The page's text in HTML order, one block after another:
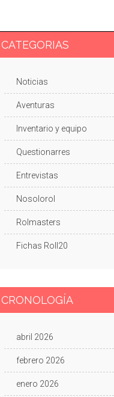
CATEGORIAS
Noticias
Aventuras
Inventario y equipo
Questionarres
Entrevistas
Nosolorol
Rolmasters
Fichas Roll20
CRONOLOGÍA
abril 2026
febrero 2026
enero 2026